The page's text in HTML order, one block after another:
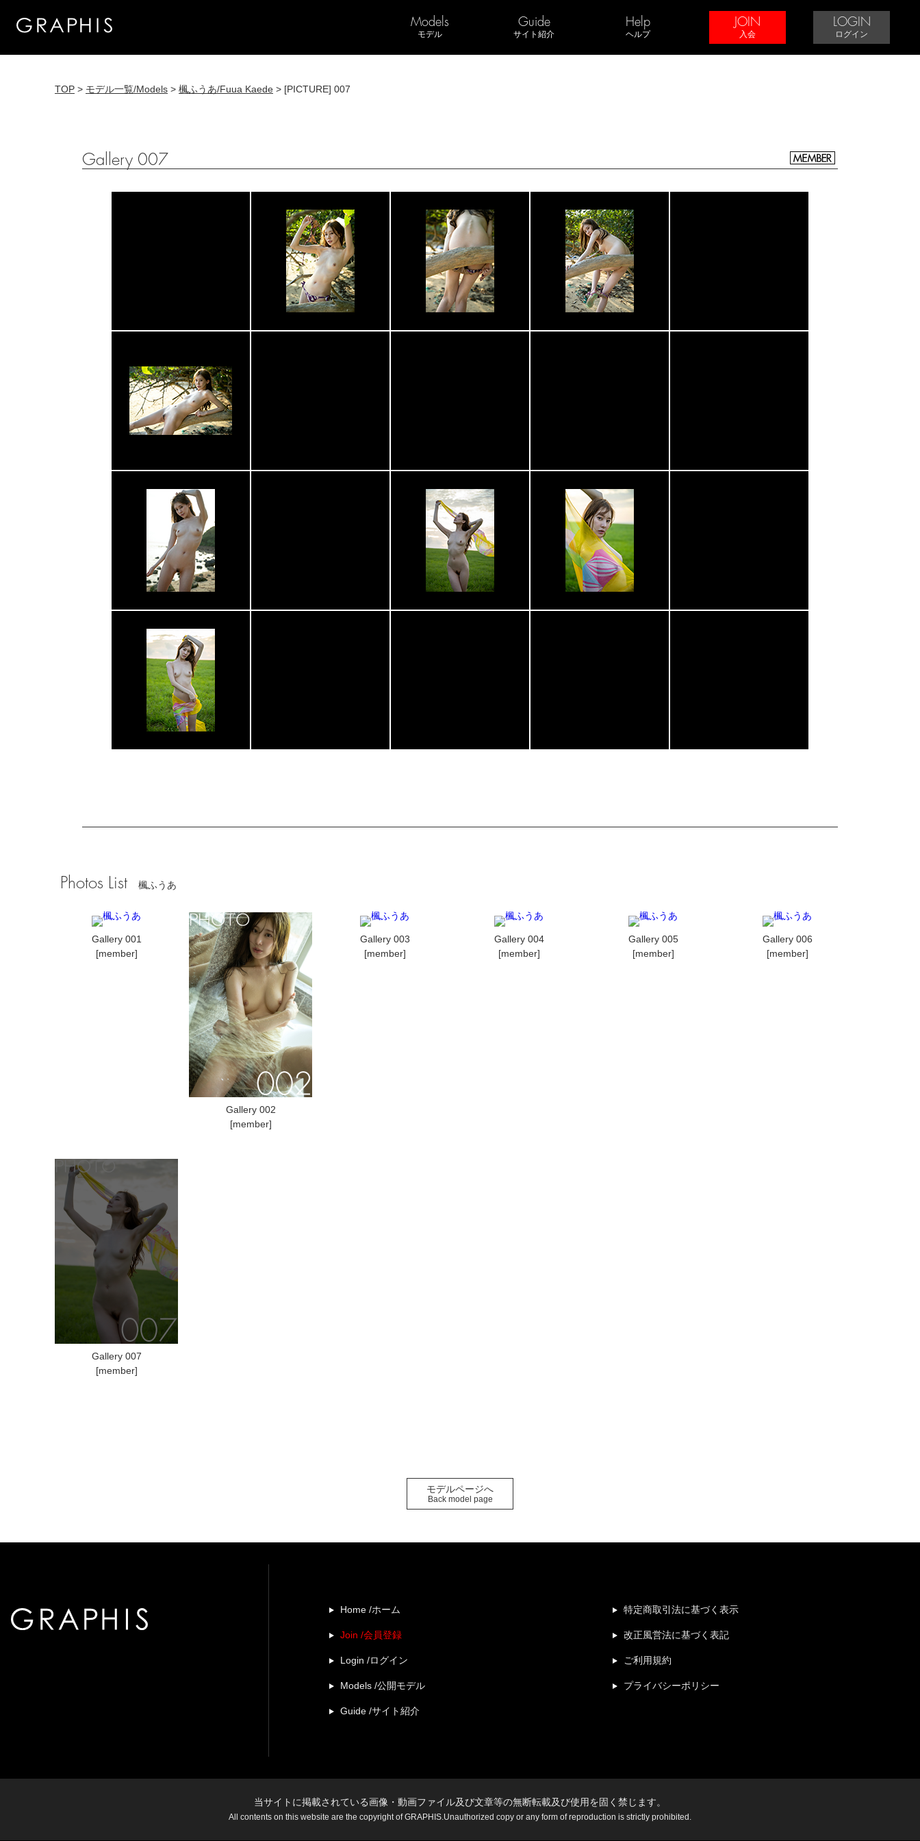
Models
モデル
Guide
サイト紹介
Help
ヘルプ
JOIN
入会
LOGIN
ログイン
TOP > モデル一覧/Models > 楓ふうあ/Fuua Kaede > [PICTURE] 007
Gallery 007
Photos List 楓ふうあ
Gallery 001
[member]
Gallery 002
[member]
Gallery 003
[member]
Gallery 004
[member]
Gallery 005
[member]
Gallery 006
[member]
Gallery 007
[member]
モデルページへ
Back model page
Home /ホーム
Join /会員登録
Login /ログイン
Models /公開モデル
Guide /サイト紹介
特定商取引法に基づく表示
改正風営法に基づく表記
ご利用規約
プライバシーポリシー
当サイトに掲載されている画像・動画ファイル及び文章等の無断転載及び使用を固く禁じます。
All contents on this website are the copyright of GRAPHIS.Unauthorized copy or any form of reproduction is strictly prohibited.